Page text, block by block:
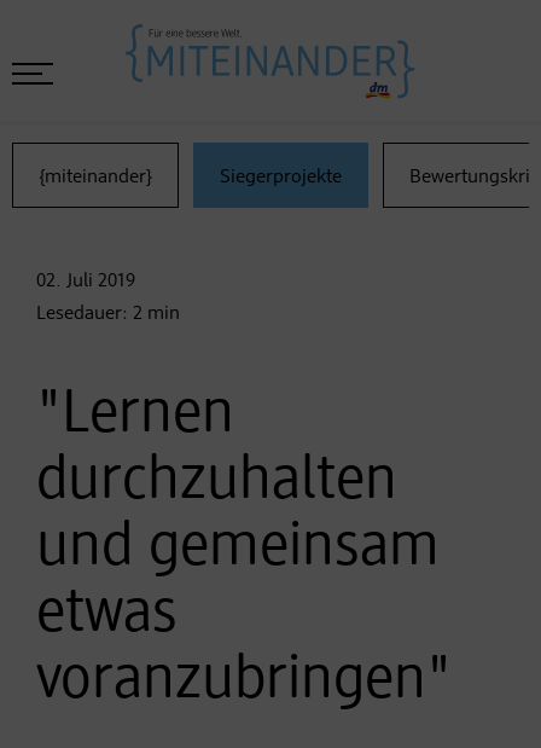
{miteinander} Siegerprojekte
02. Juli 2019
Lesedauer: 2 min
"Lernen
durchzuhalten
und gemeinsam
etwas
voranzubringen"